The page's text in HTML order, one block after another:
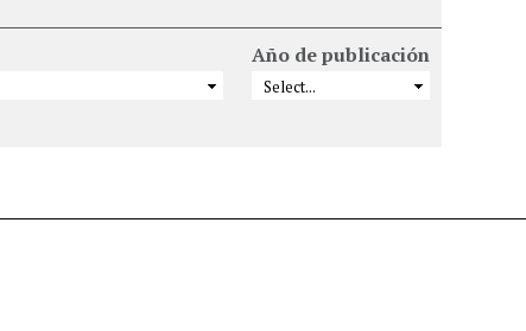
Año de publicación